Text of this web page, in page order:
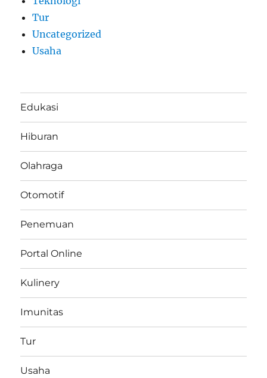
Tur
Uncategorized
Usaha
Edukasi
Hiburan
Olahraga
Otomotif
Penemuan
Portal Online
Kulinery
Imunitas
Tur
Usaha